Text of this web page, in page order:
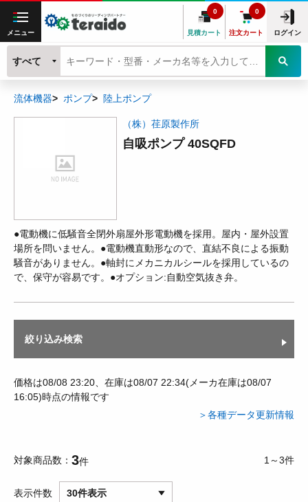
メニュー 見積カート
0
注文カート
0
ログイン
すべて
流体機器 ポンプ 陸上ポンプ
（株）荏原製作所
自吸ポンプ 40SQFD
●電動機に低騒音全閉外扇屋外形電動機を採用。屋内・屋外設置
場所を問いません。●電動機直動形なので、直結不良による振動
騒音がありません。●軸封にメカニカルシールを採用しているの
で、保守が容易です。●オプション:自動空気抜き弁。
絞り込み検索
価格は08/08 23:20、在庫は08/07 22:34(メーカ在庫は08/07
16:05)時点の情報です
＞各種データ更新情報
対象商品数 3件 1～3件
表示件数 30件表示